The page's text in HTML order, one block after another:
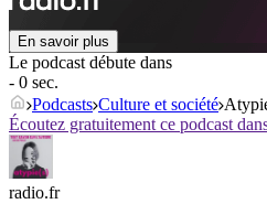
En savoir plus
Le podcast débute dans
- 0 sec.
Podcasts Culture et société
Écoutez gratuitement ce podcast
radio.fr